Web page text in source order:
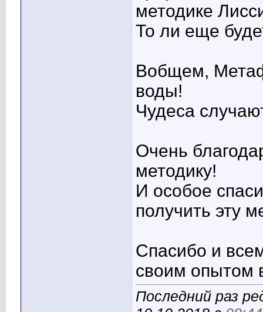
методике
То ли еще
Вобщем,
воды!
Чудеса
Очень
методику!
И особое
получить эту
Спасибо и
своим опытом
Последний раз